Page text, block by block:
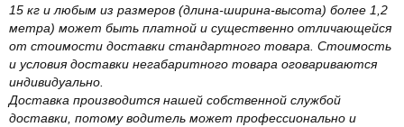
15 кг и любым из размеров (длина-ширина-высота) более 1,2
метра) может быть платной и существенно отличающейся
от стоимости доставки стандартного товара. Стоимость
и условия доставки негабаритного товара оговариваются
индивидуально.
Доставка производится нашей собственной службой
доставки, потому водитель может профессионально и